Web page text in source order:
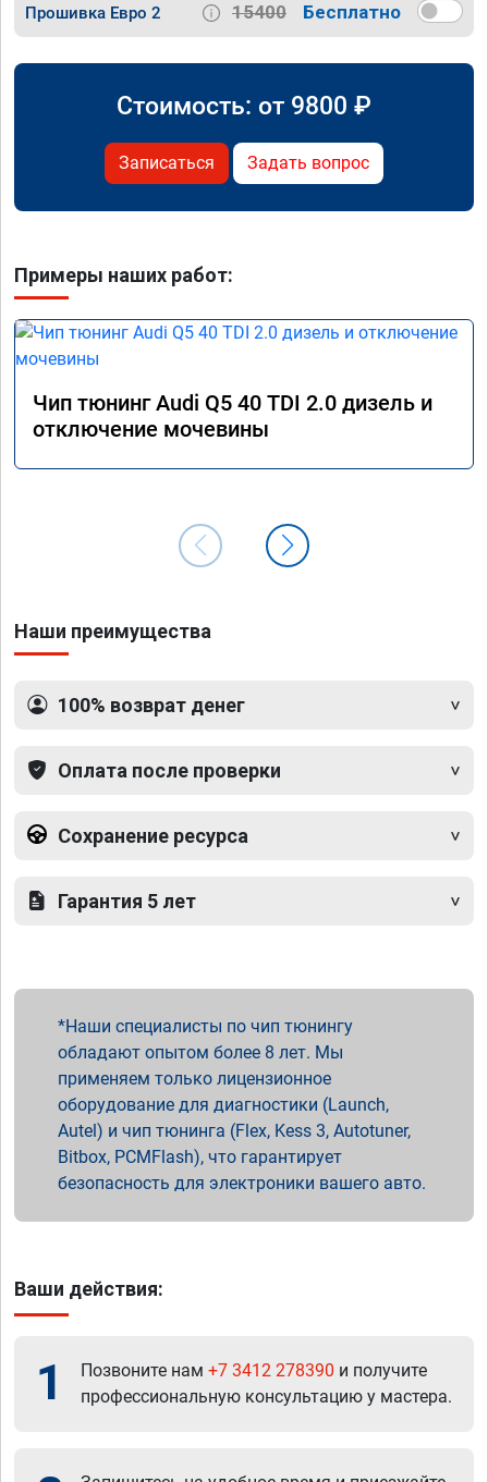
Прошивка Евро 2 15400 Бесплатно
Стоимость: от 9800 ₽
Записаться Задать вопрос
Примеры наших работ:
Чип тюнинг Audi Q5 40 TDI 2.0 дизель и
отключение мочевины
Наши преимущества
100% возврат денег
Оплата после проверки
Сохранение ресурса
Гарантия 5 лет
Наши специалисты по чип тюнингу
обладают опытом более 8 лет. Мы
применяем только лицензионное
оборудование для диагностики (Launch,
Autel) и чип тюнинга (Flex, Kess 3, Autotuner,
Bitbox, PCMFlash), что гарантирует
безопасность для электроники вашего авто.
Ваши действия:
1 Позвоните нам +7 3412 278390 и получите
профессиональную консультацию у мастера.